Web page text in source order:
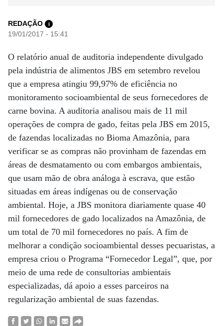
REDAÇÃO i
19/01/2017 - 15:41
O relatório anual de auditoria independente divulgado
pela indústria de alimentos JBS em setembro revelou
que a empresa atingiu 99,97% de eficiência no
monitoramento socioambiental de seus fornecedores de
carne bovina. A auditoria analisou mais de 11 mil
operações de compra de gado, feitas pela JBS em 2015,
de fazendas localizadas no Bioma Amazônia, para
verificar se as compras não provinham de fazendas em
áreas de desmatamento ou com embargos ambientais,
que usam mão de obra análoga à escrava, que estão
situadas em áreas indígenas ou de conservação
ambiental. Hoje, a JBS monitora diariamente quase 40
mil fornecedores de gado localizados na Amazônia, de
um total de 70 mil fornecedores no país. A fim de
melhorar a condição socioambiental desses pecuaristas, a
empresa criou o Programa “Fornecedor Legal”, que, por
meio de uma rede de consultorias ambientais
especializadas, dá apoio a esses parceiros na
regularização ambiental de suas fazendas.